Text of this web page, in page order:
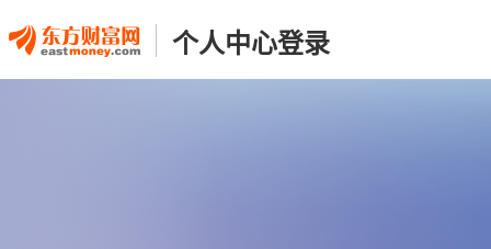
个人中心登录